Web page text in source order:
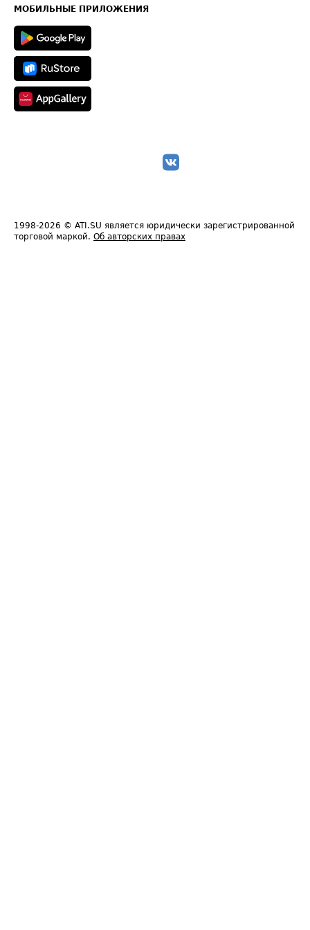
Техническая информация
МОБИЛЬНЫЕ ПРИЛОЖЕНИЯ
1998-2026 © ATI.SU является юридически зарегистрированной
торговой маркой. Об авторских правах